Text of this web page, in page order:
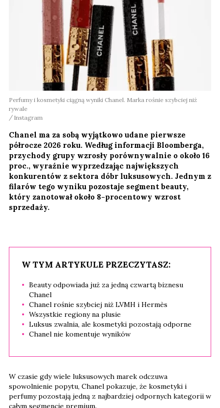
Perfumy i kosmetyki ciągną wyniki Chanel. Marka rośnie szybciej niż
rywale
Instagram
Chanel ma za sobą wyjątkowo udane pierwsze
półrocze 2026 roku. Według informacji Bloomberga,
przychody grupy wzrosły porównywalnie o około 16
proc., wyraźnie wyprzedzając największych
konkurentów z sektora dóbr luksusowych. Jednym z
filarów tego wyniku pozostaje segment beauty,
który zanotował około 8-procentowy wzrost
sprzedaży.
W TYM ARTYKULE PRZECZYTASZ:
Beauty odpowiada już za jedną czwartą biznesu
Chanel
Chanel rośnie szybciej niż LVMH i Hermès
Wszystkie regiony na plusie
Luksus zwalnia, ale kosmetyki pozostają odporne
Chanel nie komentuje wyników
W czasie gdy wiele luksusowych marek odczuwa
spowolnienie popytu, Chanel pokazuje, że kosmetyki i
perfumy pozostają jedną z najbardziej odpornych kategorii w
całym segmencie premium.